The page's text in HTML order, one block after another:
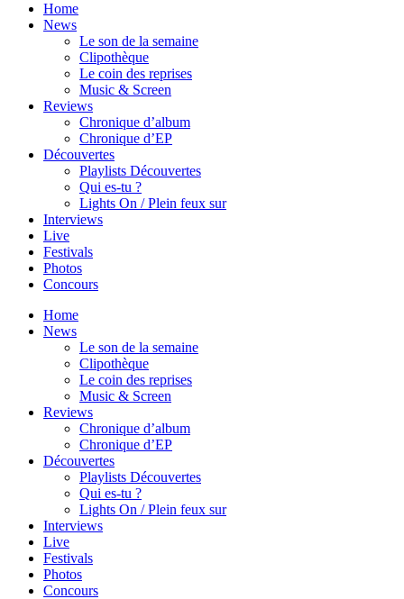
Home
News
Le son de la semaine
Clipothèque
Le coin des reprises
Music & Screen
Reviews
Chronique d’album
Chronique d’EP
Découvertes
Playlists Découvertes
Qui es-tu ?
Lights On / Plein feux sur
Interviews
Live
Festivals
Photos
Concours
Home
News
Le son de la semaine
Clipothèque
Le coin des reprises
Music & Screen
Reviews
Chronique d’album
Chronique d’EP
Découvertes
Playlists Découvertes
Qui es-tu ?
Lights On / Plein feux sur
Interviews
Live
Festivals
Photos
Concours